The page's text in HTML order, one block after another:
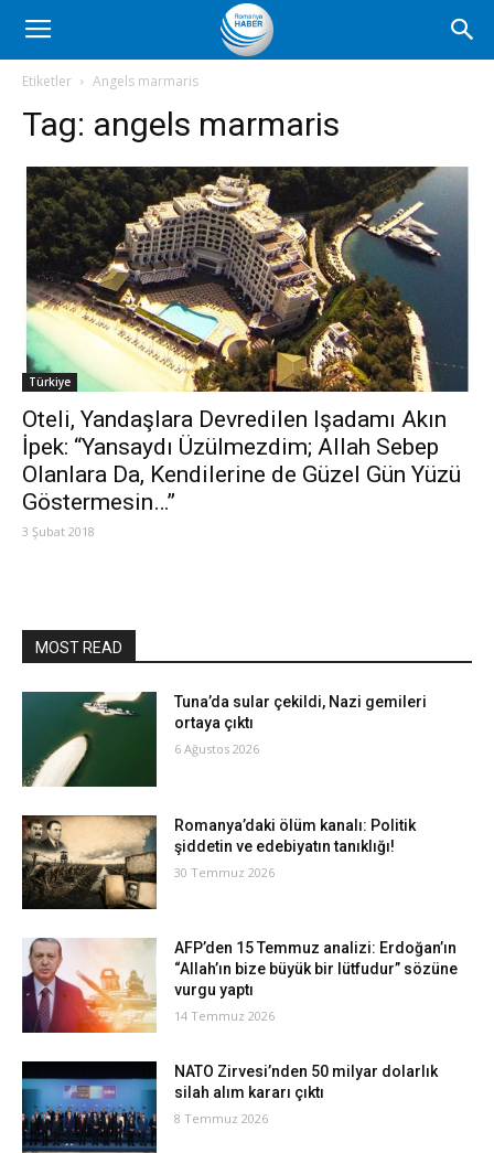
Romanya
Haber
Etiketler Angels marmaris
Tag: angels marmaris
Türkiye
Oteli, Yandaşlara Devredilen Işadamı Akın
İpek: “Yansaydı Üzülmezdim; Allah Sebep
Olanlara Da, Kendilerine de Güzel Gün Yüzü
Göstermesin…”
3 Şubat 2018
MOST READ
Tuna’da sular çekildi, Nazi gemileri
ortaya çıktı
6 Ağustos 2026
Romanya’daki ölüm kanalı: Politik
şiddetin ve edebiyatın tanıklığı!
30 Temmuz 2026
AFP’den 15 Temmuz analizi: Erdoğan’ın
“Allah’ın bize büyük bir lütfudur” sözüne
vurgu yaptı
14 Temmuz 2026
NATO Zirvesi’nden 50 milyar dolarlık
silah alım kararı çıktı
8 Temmuz 2026